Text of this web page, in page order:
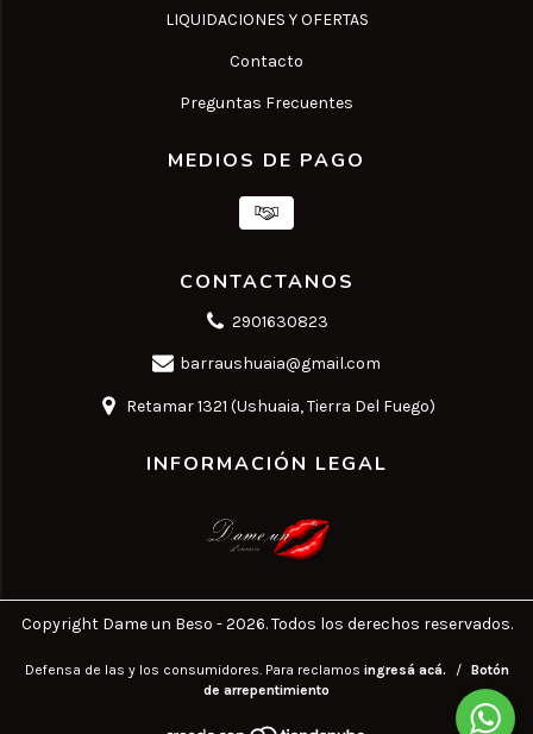
LIQUIDACIONES Y OFERTAS
Contacto
Preguntas Frecuentes
MEDIOS DE PAGO
CONTACTANOS
2901630823
barraushuaia@gmail.com
Retamar 1321 (Ushuaia, Tierra Del Fuego)
INFORMACIÓN LEGAL
Copyright Dame un Beso - 2026. Todos los derechos reservados.
Defensa de las y los consumidores. Para reclamos ingresá acá. /
Botón
de arrepentimiento